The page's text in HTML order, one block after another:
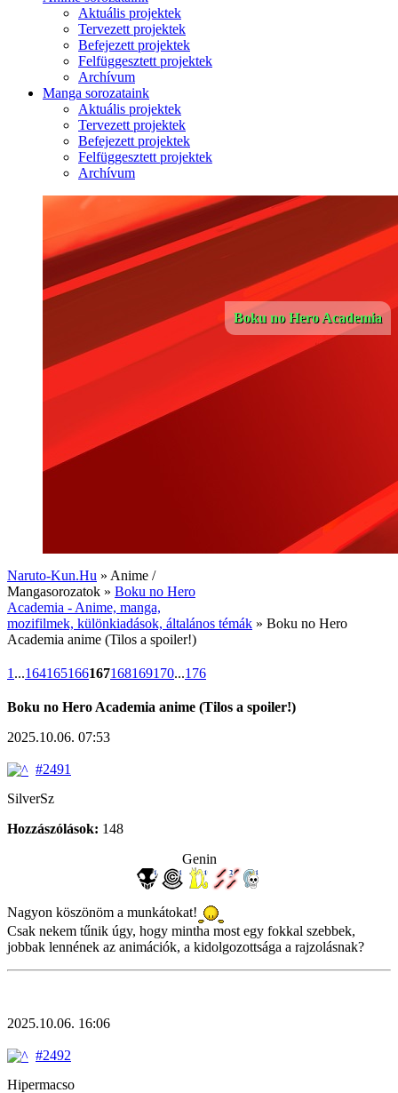
Aktuális projektek
Tervezett projektek
Befejezett projektek
Felfüggesztett projektek
Archívum
Manga sorozataink
Aktuális projektek
Tervezett projektek
Befejezett projektek
Felfüggesztett projektek
Archívum
Boku no Hero Academia
Naruto-Kun.Hu » Anime /
Mangasorozatok » Boku no Hero
Academia - Anime, manga,
mozifilmek, különkiadások, általános témák » Boku no Hero
Academia anime (Tilos a spoiler!)
1 ...164165166167168169170...176
Boku no Hero Academia anime (Tilos a spoiler!)
2025.10.06. 07:53
#2491
SilverSz
Hozzászólások: 148
Genin
Nagyon köszönöm a munkátokat!
Csak nekem tűnik úgy, hogy mintha most egy fokkal szebbek,
jobbak lennének az animációk, a kidolgozottsága a rajzolásnak?
2025.10.06. 16:06
#2492
Hipermacso